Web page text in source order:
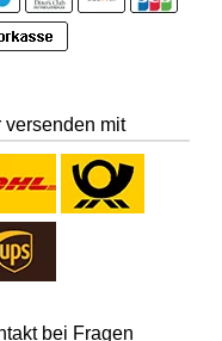
versenden mit
bei Fragen